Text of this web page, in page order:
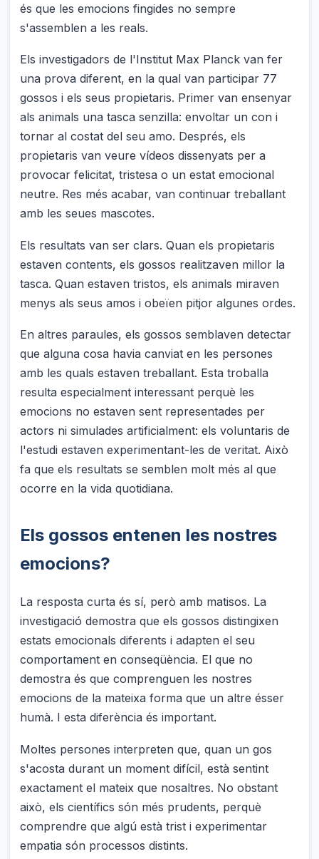
és que les emocions fingides no sempre
s'assemblen a les reals.
Els investigadors de l'Institut Max Planck van fer
una prova diferent, en la qual van participar 77
gossos i els seus propietaris. Primer van ensenyar
als animals una tasca senzilla: envoltar un con i
tornar al costat del seu amo. Després, els
propietaris van veure vídeos dissenyats per a
provocar felicitat, tristesa o un estat emocional
neutre. Res més acabar, van continuar treballant
amb les seues mascotes.
Els resultats van ser clars. Quan els propietaris
estaven contents, els gossos realitzaven millor la
tasca. Quan estaven tristos, els animals miraven
menys als seus amos i obeïen pitjor algunes ordes.
En altres paraules, els gossos semblaven detectar
que alguna cosa havia canviat en les persones
amb les quals estaven treballant. Esta troballa
resulta especialment interessant perquè les
emocions no estaven sent representades per
actors ni simulades artificialment: els voluntaris de
l'estudi estaven experimentant-les de veritat. Això
fa que els resultats se semblen molt més al que
ocorre en la vida quotidiana.
Els gossos entenen les nostres
emocions?
La resposta curta és sí, però amb matisos. La
investigació demostra que els gossos distingixen
estats emocionals diferents i adapten el seu
comportament en conseqüència. El que no
demostra és que comprenguen les nostres
emocions de la mateixa forma que un altre ésser
humà. I esta diferència és important.
Moltes persones interpreten que, quan un gos
s'acosta durant un moment difícil, està sentint
exactament el mateix que nosaltres. No obstant
això, els científics són més prudents, perquè
comprendre que algú està trist i experimentar
empatia són processos distints.